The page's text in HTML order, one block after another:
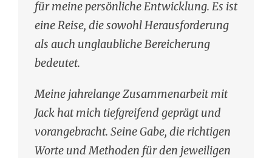
für meine persönliche Entwicklung. Es ist
eine Reise, die sowohl Herausforderung
als auch unglaubliche Bereicherung
bedeutet.
Meine jahrelange Zusammenarbeit mit
Jack hat mich tiefgreifend geprägt und
vorangebracht. Seine Gabe, die richtigen
Worte und Methoden für den jeweiligen